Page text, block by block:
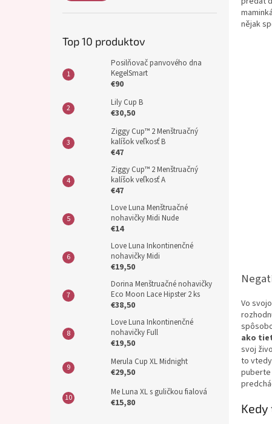
Top 10 produktov
Posilňovač panvového dna
KegelSmart
€90
Lily Cup B
€30,50
Ziggy Cup™ 2 Menštruačný
kalíšok veľkosť B
€47
Ziggy Cup™ 2 Menštruačný
kalíšok veľkosť A
€47
Love Luna Menštruačné
nohavičky Midi Nude
€14
Love Luna Inkontinenčné
nohavičky Midi
€19,50
Dorina Menštruačné nohavičky
Eco Moon Lace Hipster 2 ks
€38,50
Love Luna Inkontinenčné
nohavičky Full
€19,50
Merula Cup XL Midnight
€29,50
Me Luna XL s guličkou fialová
€15,80
nějak
Vo
ako
svoj
to
puberte